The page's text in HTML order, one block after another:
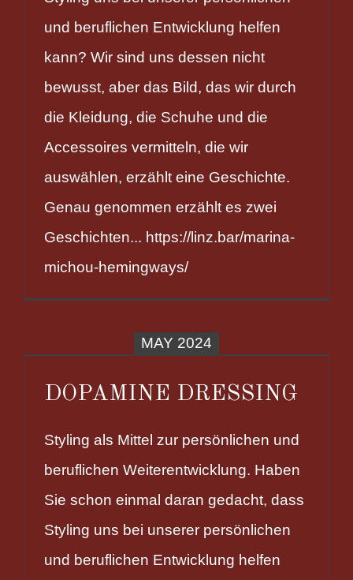
und beruflichen Entwicklung helfen
kann? Wir sind uns dessen nicht
bewusst, aber das Bild, das wir durch
die Kleidung, die Schuhe und die
Accessoires vermitteln, die wir
auswählen, erzählt eine Geschichte.
Genau genommen erzählt es zwei
Geschichten... https://linz.bar/marina-
michou-hemingways/
MAY 2024
DOPAMINE DRESSING
Styling als Mittel zur persönlichen und
beruflichen Weiterentwicklung. Haben
Sie schon einmal daran gedacht, dass
Styling uns bei unserer persönlichen
und beruflichen Entwicklung helfen